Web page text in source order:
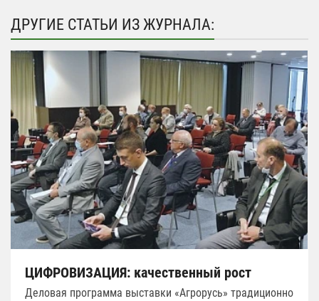
ДРУГИЕ СТАТЬИ ИЗ ЖУРНАЛА:
ЦИФРОВИЗАЦИЯ: качественный рост
Деловая программа выставки «Агрорусь» традиционно